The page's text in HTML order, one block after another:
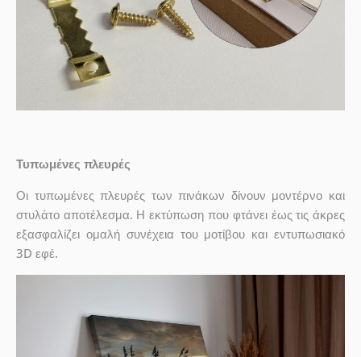
Τυπωμένες πλευρές
Οι τυπωμένες πλευρές των πινάκων δίνουν μοντέρνο και
στυλάτο αποτέλεσμα. Η εκτύπωση που φτάνει έως τις άκρες
εξασφαλίζει ομαλή συνέχεια του μοτίβου και εντυπωσιακό
3D εφέ.